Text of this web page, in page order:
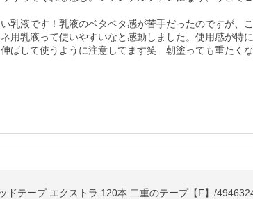
乳液です！乳液のベタベタ感が苦手だったのですが、こ
用乳液って使いやすいなと感動しました。使用感が特
ばして使うように注意してます笑　朝塗っても重たく
ドテープ エクストラ 120本 二重のテープ【F】/